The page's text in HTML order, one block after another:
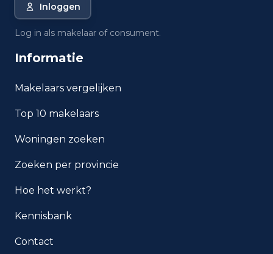
Inloggen
Log in als makelaar of consument.
Informatie
Makelaars vergelijken
Top 10 makelaars
Woningen zoeken
Zoeken per provincie
Hoe het werkt?
Kennisbank
Contact